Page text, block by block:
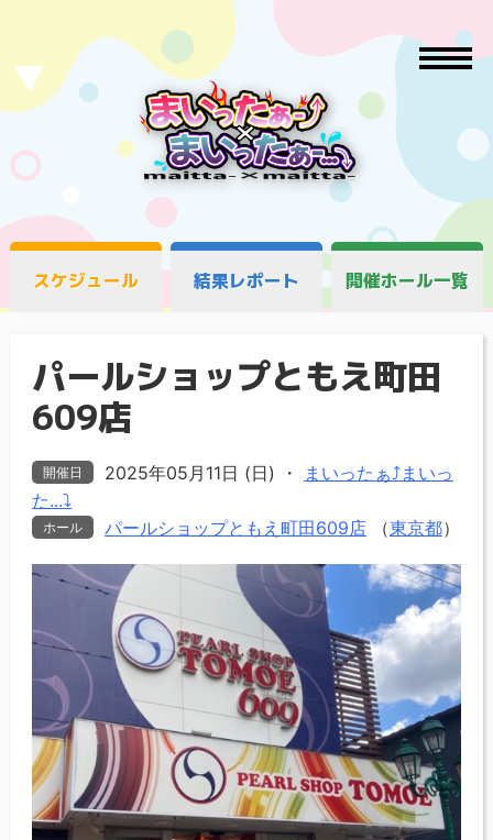
スケジュール 結果レポート 開催ホール一覧
パールショップともえ町田
609店
開催日 2025年05月11日 (日) ・
まいったぁ⤴まいっ
た...⤵
ホール パールショップともえ町田609店（東京都）